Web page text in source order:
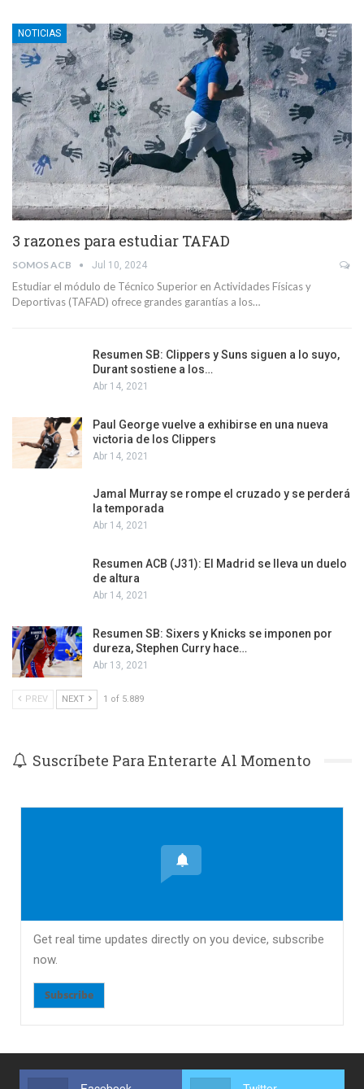
NOTICIAS
3 razones para estudiar TAFAD
SOMOS ACB Jul 10, 2024
Estudiar el módulo de Técnico Superior en Actividades Físicas y
Deportivas (TAFAD) ofrece grandes garantías a los…
Resumen SB: Clippers y Suns siguen a lo suyo,
Durant sostiene a los…
Abr 14, 2021
Paul George vuelve a exhibirse en una nueva
victoria de los Clippers
Abr 14, 2021
Jamal Murray se rompe el cruzado y se perderá
la temporada
Abr 14, 2021
Resumen ACB (J31): El Madrid se lleva un duelo
de altura
Abr 14, 2021
Resumen SB: Sixers y Knicks se imponen por
dureza, Stephen Curry hace…
Abr 13, 2021
PREV NEXT 1 of 5.889
Suscríbete Para Enterarte Al Momento
Get real time updates directly on you device, subscribe
now.
Subscribe